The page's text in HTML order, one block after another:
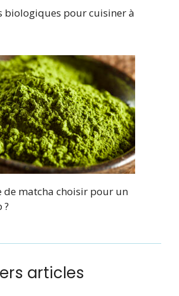
biologiques pour cuisiner à
de matcha choisir pour un
?
articles